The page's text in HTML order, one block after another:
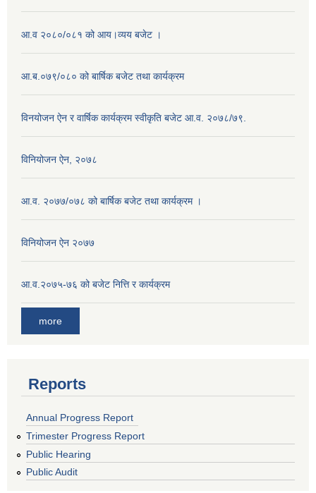
आ.व २०८०/०८१ को आय।व्यय बजेट ।
आ.ब.०७९/०८० को बार्षिक बजेट तथा कार्यक्रम
विनयोजन ऐन र वार्षिक कार्यक्रम स्वीकृति बजेट आ.व. २०७८/७९.
विनियोजन ऐन, २०७८
आ.व. २०७७/०७८ को बार्षिक बजेट तथा कार्यक्रम ।
विनियोजन ऐन २०७७
आ.व.२०७५-७६ को बजेट नित्ति र कार्यक्रम
more
Reports
Annual Progress Report
Trimester Progress Report
Public Hearing
Public Audit